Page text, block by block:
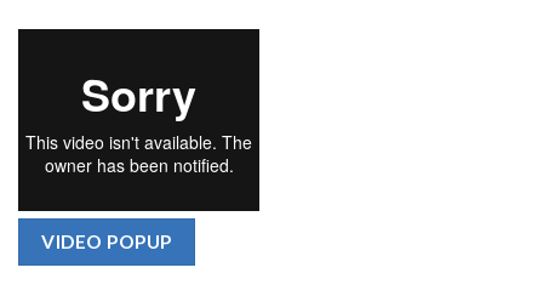
VIDEO POPUP